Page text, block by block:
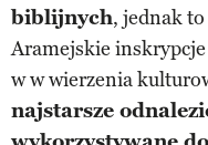
biblijnych, jednak
Aramejskie
w w wierzenia
najstarsze